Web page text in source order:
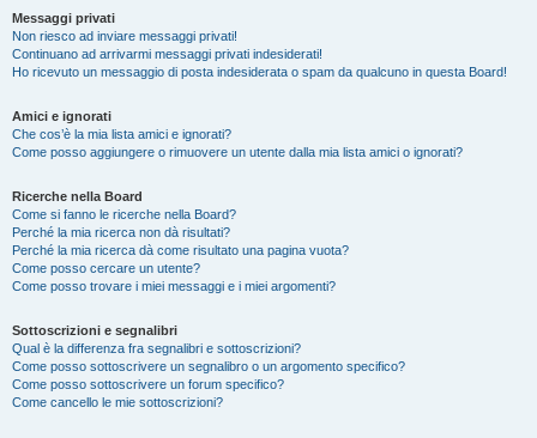
Messaggi privati
Non riesco ad inviare messaggi privati!
Continuano ad arrivarmi messaggi privati indesiderati!
Ho ricevuto un messaggio di posta indesiderata o spam da qualcuno in questa Board!
Amici e ignorati
Che cos’è la mia lista amici e ignorati?
Come posso aggiungere o rimuovere un utente dalla mia lista amici o ignorati?
Ricerche nella Board
Come si fanno le ricerche nella Board?
Perché la mia ricerca non dà risultati?
Perché la mia ricerca dà come risultato una pagina vuota?
Come posso cercare un utente?
Come posso trovare i miei messaggi e i miei argomenti?
Sottoscrizioni e segnalibri
Qual è la differenza fra segnalibri e sottoscrizioni?
Come posso sottoscrivere un segnalibro o un argomento specifico?
Come posso sottoscrivere un forum specifico?
Come cancello le mie sottoscrizioni?